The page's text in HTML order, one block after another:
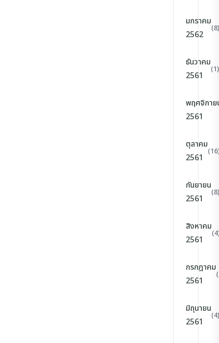
มกราคม
2562
(8)
ธันวาคม
2561
(1)
พฤศจิกาย
2561
ตุลาคม
2561
กันยายน
2561
(8)
สิงหาคม
2561
กรกฎาคม
2561
มิถุนายน
2561
(4)